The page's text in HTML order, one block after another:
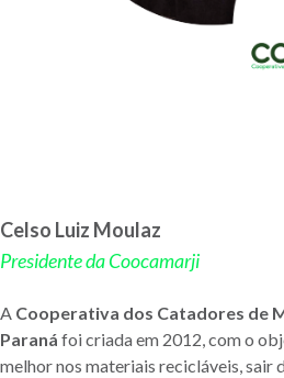
Celso Luiz Moulaz
Presidente da Coocamarji
A Cooperativa dos Catadores de
Paraná foi criada em 2012, com o
melhor nos materiais recicláveis, sair